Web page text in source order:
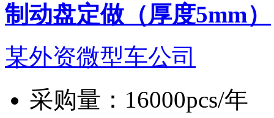
制动盘定做（厚度5mm）
某外资微型车公司
采购量： 16000pcs/年